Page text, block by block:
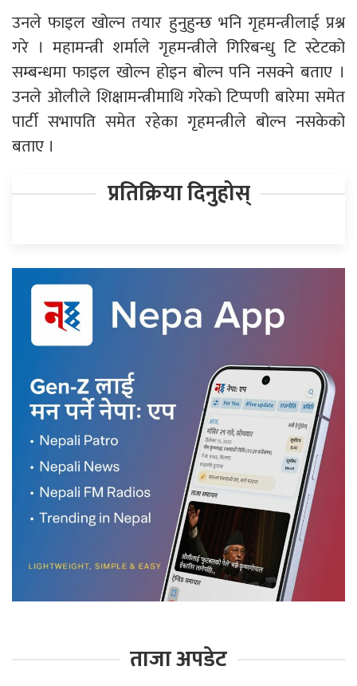
उनले फाइल खोल्न तयार हुनुहुन्छ भनि गृहमन्त्रीलाई प्रश्न
गरे । महामन्त्री शर्माले गृहमन्त्रीले गिरिबन्धु टि स्टेटको
सम्बन्धमा फाइल खोल्न होइन बोल्न पनि नसक्ने बताए ।
उनले ओलीले शिक्षामन्त्रीमाथि गरेको टिप्पणी बारेमा समेत
पार्टी सभापति समेत रहेका गृहमन्त्रीले बोल्न नसकेको
बताए ।
प्रतिक्रिया दिनुहोस्
ताजा अपडेट